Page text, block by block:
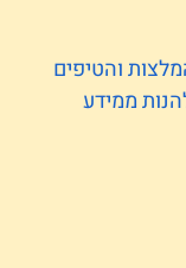
והטיפים
ממידע